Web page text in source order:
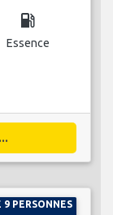
local_gas_station
Essence
9 PERSONNES